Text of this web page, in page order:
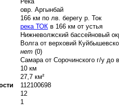
овр. Аргынбай
166 км по лв. берегу р. Ток
река ТОКв 166 км от устья
Нижневолжский бассейновый
Волга от верховий
нет(0)
Самара от Сорочинского г/у до
10 км
27,7 км²
112100698
12
1